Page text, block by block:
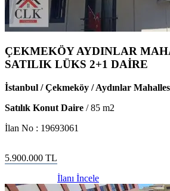
ÇEKMEKÖY AYDINLAR
SATILIK LÜKS 2+1 DAİRE
İstanbul / Çekmeköy / Aydınlar
Satılık Konut Daire /85 m2
İlan No : 19693061
5.900.000 TL
İlanı İncele